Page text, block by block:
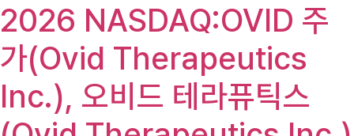
2026 NASDAQ:OVID 주
가(Ovid Therapeutics
Inc.), 오비드 테라퓨틱스